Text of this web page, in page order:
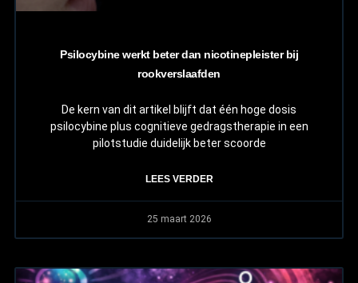
Psilocybine werkt beter dan nicotinepleister bij
rookverslaafden
De kern van dit artikel blijft dat één hoge dosis
psilocybine plus cognitieve gedragstherapie in een
pilotstudie duidelijk beter scoorde
LEES VERDER
25 maart 2026